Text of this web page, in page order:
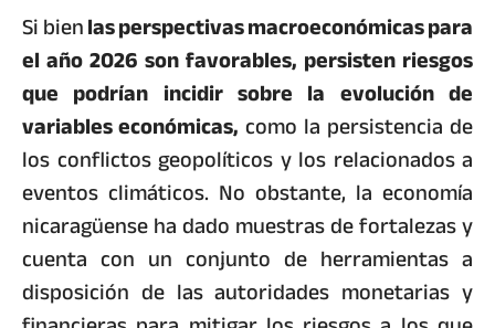
Si bienlas perspectivas macroeconómicas para
el año 2026 son favorables, persisten riesgos
que podrían incidir sobre la evolución de
variables económicas,como la persistencia de
los conflictos geopolíticos y los relacionados a
eventos climáticos. No obstante, la economía
nicaragüense ha dado muestras de fortalezas y
cuenta con un conjunto de herramientas a
disposición de las autoridades monetarias y